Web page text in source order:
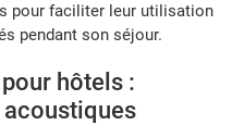
pour faciliter leur utilisation
pendant son séjour.
hôtels :